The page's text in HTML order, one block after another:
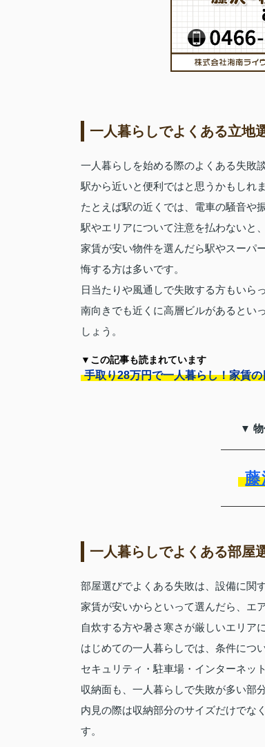
一人暮らしでよくある立地
一人暮らしを始める際のよくある失敗
駅から近いと便利ではと思うかもしれ
たとえば駅の近くでは、電車の騒音や
駅やエリアについて注意を払わないと
家賃が安い物件を選んだら駅やスーパ
悔する方は多いです。
日当たりや風通しで失敗する方もいら
南向きでも近くに高層ビルがあるとい
しょう。
▼この記事も読まれています
手取り28万円で一人暮らし！家賃
▼ 物
一人暮らしでよくある部屋
部屋選びでよくある失敗は、設備に関
家賃が安いからといって選んだら、エ
自炊する方や暑さ寒さが厳しいエリア
はじめての一人暮らしでは、条件につ
セキュリティ・駐車場・インターネッ
収納面も、一人暮らしで失敗が多い部分
内見の際は収納部分のサイズだけでな
す。